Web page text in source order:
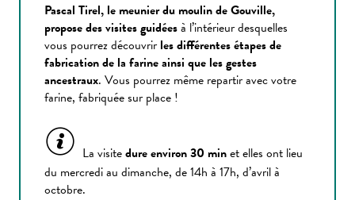
Pascal Tirel, le meunier du moulin de Gouville,
propose des visites guidéesà l’intérieur desquelles
vous pourrez découvrir les différentes étapes de
fabrication de la farine ainsi que les gestes
ancestraux. Vous pourrez même repartir avec votre
farine, fabriquée sur place !
La visitedure environ 30 minet elles ont lieu
du mercredi au dimanche, de 14h à 17h, d’avril à
octobre.